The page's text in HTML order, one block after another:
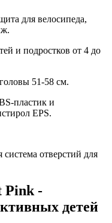
для велосипеда,
и подростков от 4 до
51-58 см.
пластик и
EPS.
система отверстий для
-
детей